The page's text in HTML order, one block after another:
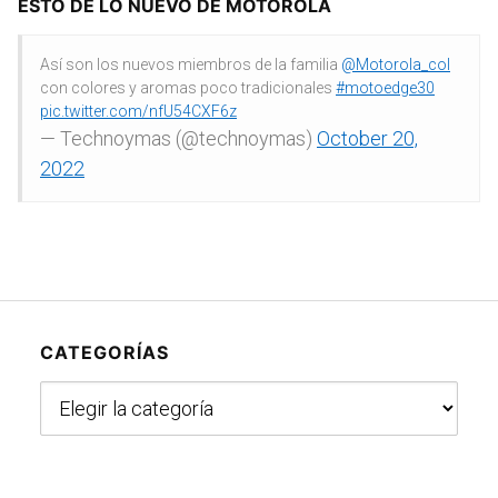
ESTO DE LO NUEVO DE MOTOROLA
Así son los nuevos miembros de la familia @Motorola_col
con colores y aromas poco tradicionales #motoedge30
pic.twitter.com/nfU54CXF6z
— Technoymas (@technoymas) October 20,
2022
CATEGORÍAS